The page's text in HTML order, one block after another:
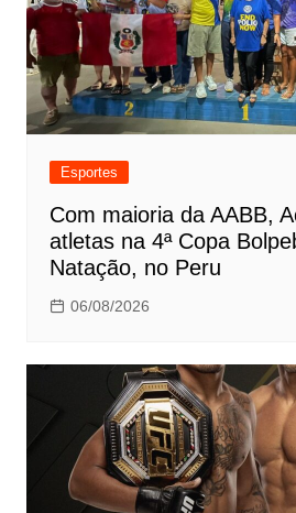
Esportes
Com maioria da AABB,
atletas na 4ª Copa
Natação, no Peru
06/08/2026